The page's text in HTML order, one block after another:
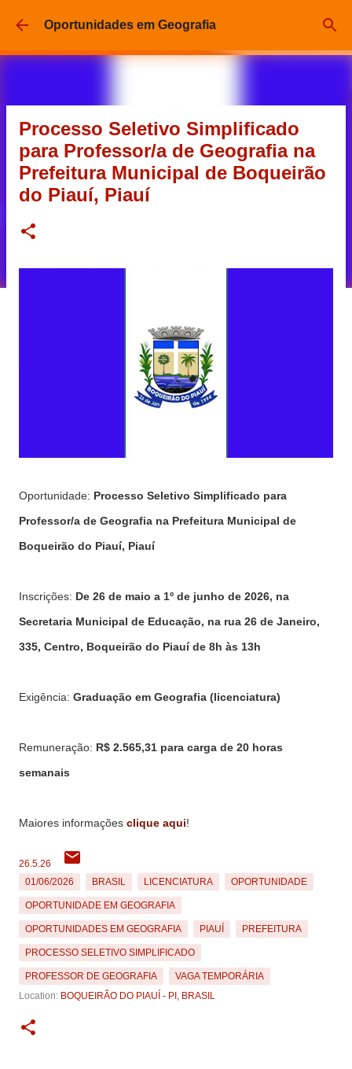
Pular para o conteúdo principal
Oportunidades em Geografia
Processo Seletivo Simplificado
para Professor/a de Geografia na
Prefeitura Municipal de Boqueirão
do Piauí, Piauí
Oportunidade: Processo Seletivo Simplificado para
Professor/a de Geografia na Prefeitura Municipal de
Boqueirão do Piauí, Piauí
Inscrições: De 26 de maio a 1º de junho de 2026, na
Secretaria Municipal de Educação, na rua 26 de Janeiro,
335, Centro, Boqueirão do Piauí de 8h às 13h
Exigência: Graduação em Geografia (licenciatura)
Remuneração: R$ 2.565,31 para carga de 20 horas
semanais
Maiores informações clique aqui!
26.5.26
01/06/2026
BRASIL LICENCIATURA OPORTUNIDADE
OPORTUNIDADE EM GEOGRAFIA
OPORTUNIDADES EM GEOGRAFIA PIAUÍ PREFEITURA
PROCESSO SELETIVO SIMPLIFICADO
PROFESSOR DE GEOGRAFIA
VAGA TEMPORÁRIA
Location: BOQUEIRÃO DO PIAUÍ - PI, BRASIL